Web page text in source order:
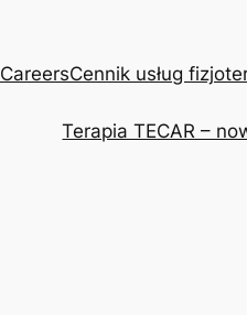
CareersCennik usług
Terapia TECAR –